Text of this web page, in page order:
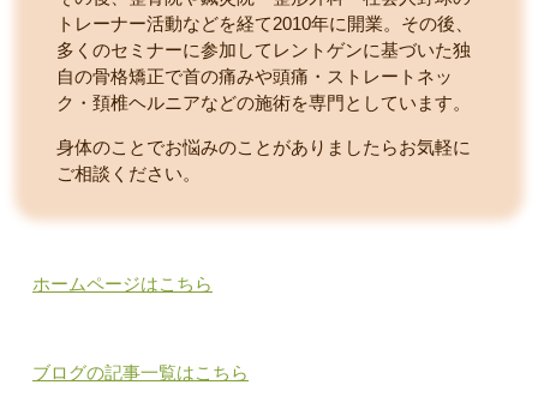
トレーナー活動などを経て2010年に開業。その後、
多くのセミナーに参加してレントゲンに基づいた独
自の骨格矯正で首の痛みや頭痛・ストレートネッ
ク・頚椎ヘルニアなどの施術を専門としています。
身体のことでお悩みのことがありましたらお気軽に
ご相談ください。
ホームページはこちら
ブログの記事一覧はこちら